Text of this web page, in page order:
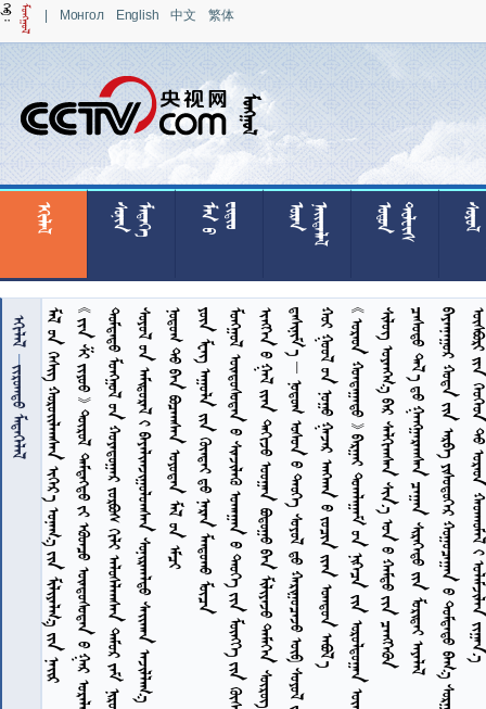
| Монгол English 中文 繁体
 








  







  









  







  














                                                                                                                                              